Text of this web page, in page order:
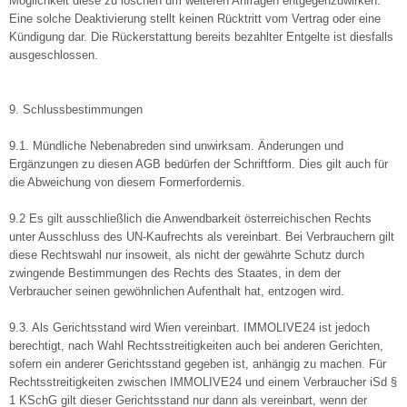
Eine solche Deaktivierung stellt keinen Rücktritt vom Vertrag oder eine
Kündigung dar. Die Rückerstattung bereits bezahlter Entgelte ist diesfalls
ausgeschlossen.
9. Schlussbestimmungen
9.1. Mündliche Nebenabreden sind unwirksam. Änderungen und
Ergänzungen zu diesen AGB bedürfen der Schriftform. Dies gilt auch für
die Abweichung von diesem Formerfordernis.
9.2 Es gilt ausschließlich die Anwendbarkeit österreichischen Rechts
unter Ausschluss des UN-Kaufrechts als vereinbart. Bei Verbrauchern gilt
diese Rechtswahl nur insoweit, als nicht der gewährte Schutz durch
zwingende Bestimmungen des Rechts des Staates, in dem der
Verbraucher seinen gewöhnlichen Aufenthalt hat, entzogen wird.
9.3. Als Gerichtsstand wird Wien vereinbart. IMMOLIVE24 ist jedoch
berechtigt, nach Wahl Rechtsstreitigkeiten auch bei anderen Gerichten,
sofern ein anderer Gerichtsstand gegeben ist, anhängig zu machen. Für
Rechtsstreitigkeiten zwischen IMMOLIVE24 und einem Verbraucher iSd §
1 KSchG gilt dieser Gerichtsstand nur dann als vereinbart, wenn der